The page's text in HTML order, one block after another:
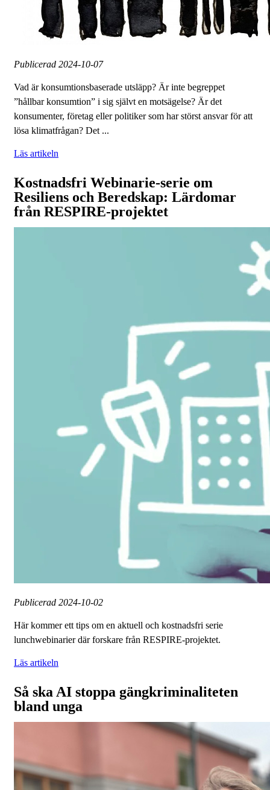
Publicerad 2024-10-07
Vad är konsumtionsbaserade utsläpp? Är inte begreppet
”hållbar konsumtion” i sig självt en motsägelse? Är det
konsumenter, företag eller politiker som har störst ansvar för att
lösa klimatfrågan? Det ...
Läs artikeln
Kostnadsfri Webinarie-serie om
Resiliens och Beredskap: Lärdomar
från RESPIRE-projektet
Publicerad 2024-10-02
Här kommer ett tips om en aktuell och kostnadsfri serie
lunchwebinarier där forskare från RESPIRE-projektet.
Läs artikeln
Så ska AI stoppa gängkriminaliteten
bland unga